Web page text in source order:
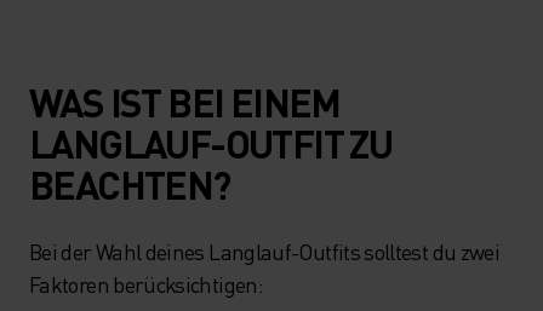
WAS IST BEI EINEM
LANGLAUF-OUTFIT ZU
BEACHTEN?
Bei der Wahl deines Langlauf-Outfits solltest du zwei
Faktoren berücksichtigen: